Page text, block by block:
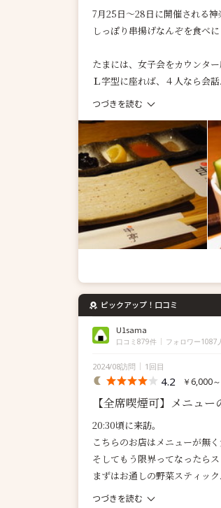
7月25日～28日に開催される
しっぽり串揚げなんぞを食べに
たまには、女子会をカウンタ
Ｌ字型に座れば、４人なら会話
つづきを読む
ピックアップ！口コミ
U1sama
口コミ879件 フォロワー1087
2024/08訪問 1回目
4.2 ￥6,000
【全席喫煙可】メニュ
20:30頃に来訪。
こちらのお店はメニューが無
そしてもう限界ってなったら
まずはお通しの野菜スティック
つづきを読む